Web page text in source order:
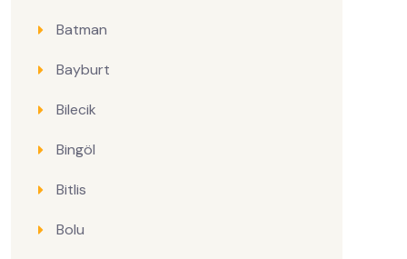
Batman
Bayburt
Bilecik
Bingöl
Bitlis
Bolu